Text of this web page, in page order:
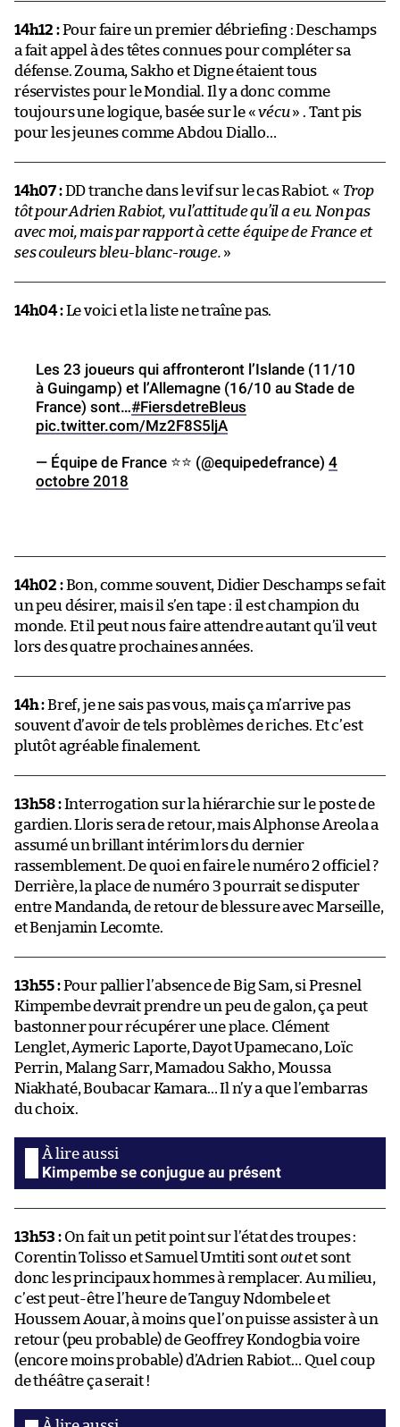
14h12 :Pour faire un premier débriefing : Deschamps
a fait appel à des têtes connues pour compléter sa
défense. Zouma, Sakho et Digne étaient tous
réservistes pour le Mondial. Il y a donc comme
toujours une logique, basée sur le «vécu» . Tant pis
pour les jeunes comme Abdou Diallo…
14h07 :DD tranche dans le vif sur le cas Rabiot. « Trop
tôt pour Adrien Rabiot, vu l’attitude qu’il a eu. Non pas
avec moi, mais par rapport à cette équipe de France et
ses couleurs bleu-blanc-rouge. »
14h04 :Le voici et la liste ne traîne pas.
Les 23 joueurs qui affronteront l’Islande (11/10
à Guingamp) et l’Allemagne (16/10 au Stade de
France) sont…#FiersdetreBleus
pic.twitter.com/Mz2F8S5ljA
— Équipe de France ⭐⭐ (@equipedefrance) 4
octobre 2018
14h02 :Bon, comme souvent, Didier Deschamps se fait
un peu désirer, mais il s’en tape : il est champion du
monde. Et il peut nous faire attendre autant qu’il veut
lors des quatre prochaines années.
14h :Bref, je ne sais pas vous, mais ça m’arrive pas
souvent d’avoir de tels problèmes de riches. Et c’est
plutôt agréable finalement.
13h58 :Interrogation sur la hiérarchie sur le poste de
gardien. Lloris sera de retour, mais Alphonse Areola a
assumé un brillant intérim lors du dernier
rassemblement. De quoi en faire le numéro 2 officiel ?
Derrière, la place de numéro 3 pourrait se disputer
entre Mandanda, de retour de blessure avec Marseille,
et Benjamin Lecomte.
13h55 :Pour pallier l’absence de Big Sam, si Presnel
Kimpembe devrait prendre un peu de galon, ça peut
bastonner pour récupérer une place. Clément
Lenglet, Aymeric Laporte, Dayot Upamecano, Loïc
Perrin, Malang Sarr, Mamadou Sakho, Moussa
Niakhaté, Boubacar Kamara… Il n’y a que l’embarras
du choix.
Kimpembe se conjugue au présent
13h53 :On fait un petit point sur l’état des troupes :
Corentin Tolisso et Samuel Umtiti sontoutet sont
donc les principaux hommes à remplacer. Au milieu,
c’est peut-être l’heure de Tanguy Ndombele et
Houssem Aouar, à moins que l’on puisse assister à un
retour (peu probable) de Geoffrey Kondogbia voire
(encore moins probable) d’Adrien Rabiot… Quel coup
de théâtre ça serait !